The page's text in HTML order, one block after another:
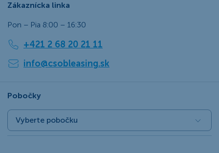
Zákaznícka linka
Pon – Pia 8:00 – 16:30
+421 2 68 20 21 11
info@csobleasing.sk
Pobočky
Vyberte pobočku